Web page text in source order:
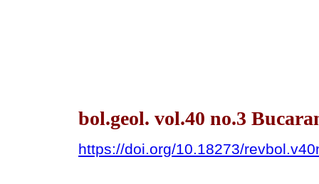
bol.geol. vol.40 no.3
https://doi.org/10.18273/